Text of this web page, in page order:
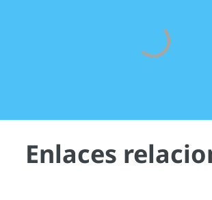
Enlaces